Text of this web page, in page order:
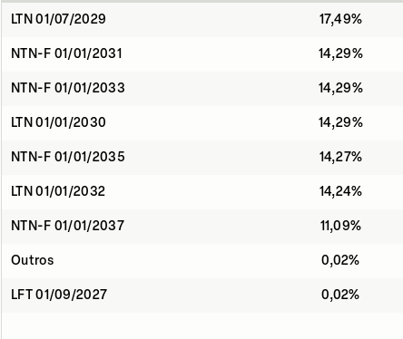
LTN 01/07/2029 17,49%
NTN-F 01/01/2031 14,29%
NTN-F 01/01/2033 14,29%
LTN 01/01/2030 14,29%
NTN-F 01/01/2035 14,27%
LTN 01/01/2032 14,24%
NTN-F 01/01/2037 11,09%
Outros 0,02%
LFT 01/09/2027 0,02%